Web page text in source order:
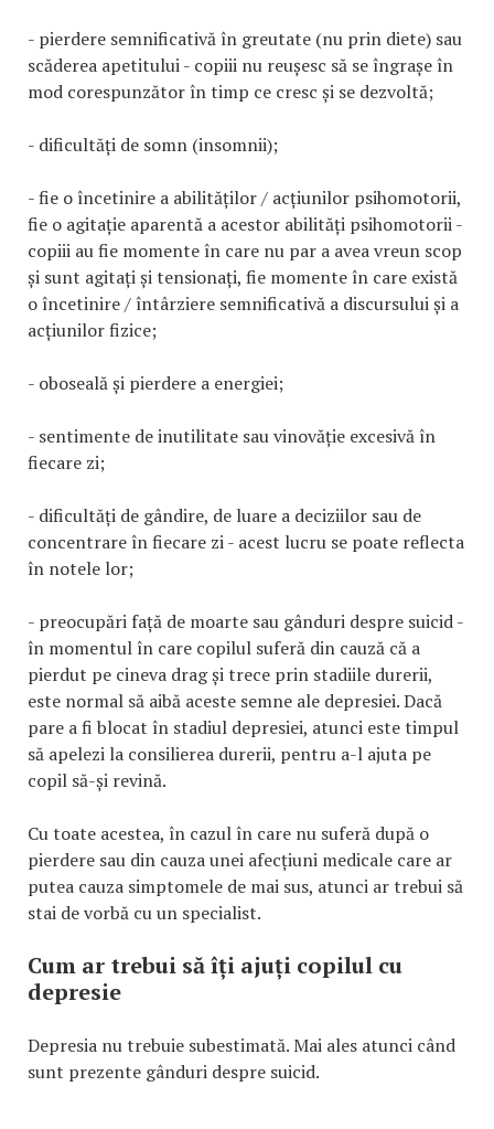
- pierdere semnificativă în greutate (nu prin diete) sau
scăderea apetitului - copiii nu reușesc să se îngrașe în
mod corespunzător în timp ce cresc și se dezvoltă;
- dificultăți de somn (insomnii);
- fie o încetinire a abilităților / acțiunilor psihomotorii,
fie o agitație aparentă a acestor abilități psihomotorii -
copiii au fie momente în care nu par a avea vreun scop
și sunt agitați și tensionați, fie momente în care există
o încetinire / întârziere semnificativă a discursului și a
acțiunilor fizice;
- oboseală și pierdere a energiei;
- sentimente de inutilitate sau vinovăție excesivă în
fiecare zi;
- dificultăți de gândire, de luare a deciziilor sau de
concentrare în fiecare zi - acest lucru se poate reflecta
în notele lor;
- preocupări față de moarte sau gânduri despre suicid -
în momentul în care copilul suferă din cauză că a
pierdut pe cineva drag și trece prin stadiile durerii,
este normal să aibă aceste semne ale depresiei. Dacă
pare a fi blocat în stadiul depresiei, atunci este timpul
să apelezi la consilierea durerii, pentru a-l ajuta pe
copil să-și revină.
Cu toate acestea, în cazul în care nu suferă după o
pierdere sau din cauza unei afecțiuni medicale care ar
putea cauza simptomele de mai sus, atunci ar trebui să
stai de vorbă cu un specialist.
Cum ar trebui să îți ajuți copilul cu
depresie
Depresia nu trebuie subestimată. Mai ales atunci când
sunt prezente gânduri despre suicid.